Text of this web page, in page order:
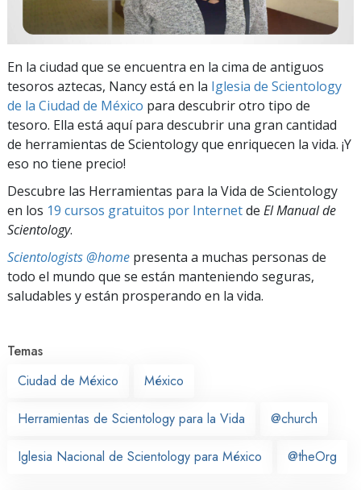
En la ciudad que se encuentra en la cima de antiguos
tesoros aztecas, Nancy está en la Iglesia de Scientology
de la Ciudad de México para descubrir otro tipo de
tesoro. Ella está aquí para descubrir una gran cantidad
de herramientas de Scientology que enriquecen la vida. ¡Y
eso no tiene precio!
Descubre las Herramientas para la Vida de Scientology
en los 19 cursos gratuitos por Internetde El Manual de
Scientology.
Scientologists @home presenta a muchas personas de
todo el mundo que se están manteniendo seguras,
saludables y están prosperando en la vida.
Temas
Ciudad de México
México
Herramientas de Scientology para la Vida @church
Iglesia Nacional de Scientology para México @theOrg